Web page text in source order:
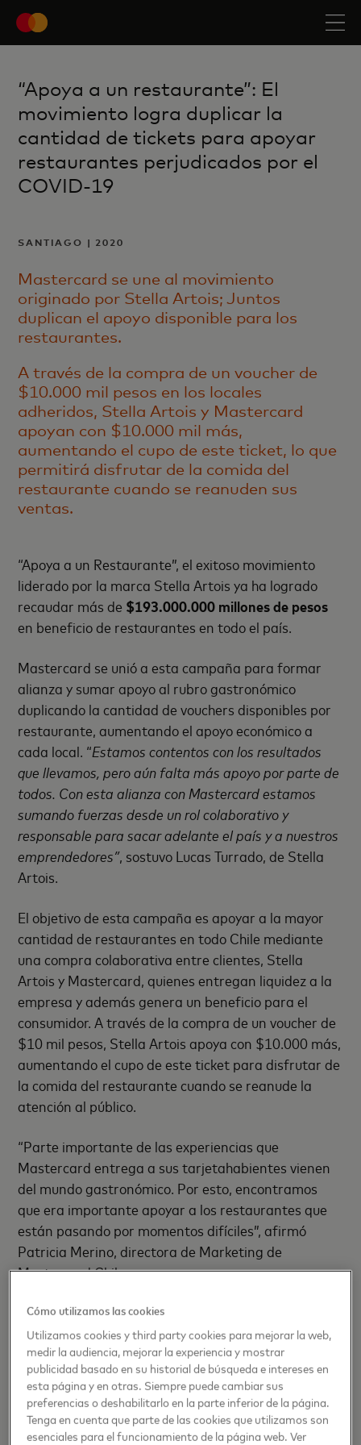
“Apoya a un restaurante”: El
movimiento logra duplicar la
cantidad de tickets para apoyar
restaurantes perjudicados por el
COVID-19
SANTIAGO | 2020
Mastercard se une al movimiento
originado por Stella Artois; Juntos
duplican el apoyo disponible para los
restaurantes.
A través de la compra de un voucher de
$10.000 mil pesos en los locales
adheridos, Stella Artois y Mastercard
apoyan con $10.000 mil más,
aumentando el cupo de este ticket, lo que
permitirá disfrutar de la comida del
restaurante cuando se reanuden sus
ventas.
“Apoya a un Restaurante”, el exitoso movimiento
liderado por la marca Stella Artois ya ha logrado
recaudar más de $193.000.000 millones de pesos
en beneficio de restaurantes en todo el país.
Mastercard se unió a esta campaña para formar
alianza y sumar apoyo al rubro gastronómico
duplicando la cantidad de vouchers disponibles por
restaurante, aumentando el apoyo económico a
cada local. “Estamos contentos con los resultados
que llevamos, pero aún falta más apoyo por parte de
todos. Con esta alianza con Mastercard estamos
sumando fuerzas desde un rol colaborativo y
responsable para sacar adelante el país y a nuestros
emprendedores”, sostuvo Lucas Turrado, de Stella
Artois.
El objetivo de esta campaña es apoyar a la mayor
cantidad de restaurantes en todo Chile mediante
una compra colaborativa entre clientes, Stella
Artois y Mastercard, quienes entregan liquidez a la
empresa y además genera un beneficio para el
consumidor. A través de la compra de un voucher de
$10 mil pesos, Stella Artois apoya con $10.000 más,
aumentando el cupo de este ticket para disfrutar de
la comida del restaurante cuando se reanude la
atención al público.
“Parte importante de las experiencias que
Mastercard entrega a sus tarjetahabientes vienen
del mundo gastronómico. Por esto, encontramos
que era importante apoyar a los restaurantes que
están pasando por momentos difíciles”, afirmó
Patricia Merino, directora de Marketing de
Mastercard Chile.
El gremio gastronómico ha sido de los más
golpeados en los últimos meses. Desde el estallido
social que inició el pasado 18 de octubre hasta el día
de hoy, por la pandemia COVID-19, este sector
económico se ha visto paralizado en sus funciones
de forma parcial y total.
Cómo utilizamos las cookies
Utilizamos cookies y third party cookies para mejorar la web,
medir la audiencia, mejorar la experiencia y mostrar
publicidad basado en su historial de búsqueda e intereses en
esta página y en otras. Siempre puede cambiar sus
preferencias o deshabilitarlo en la parte inferior de la página.
Tenga en cuenta que parte de las cookies que utilizamos son
esenciales para el funcionamiento de la página web. Ver